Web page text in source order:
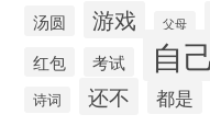
汤圆 游戏 父母
红包
考试 自
诗词 还不 都是